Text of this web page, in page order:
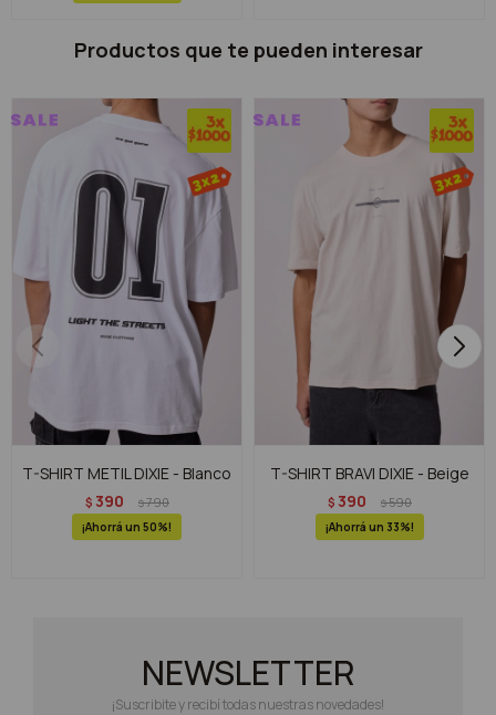
Productos que te pueden interesar
T-SHIRT METIL DIXIE - Blanco
$ 390 $790
50
T-SHIRT BRAVI DIXIE - Beige
$ 390 $590
33
NEWSLETTER
¡Suscribite y recibí todas nuestras novedades!